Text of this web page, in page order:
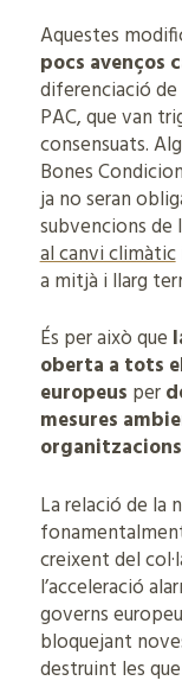
Aquestes
pocs avenços
diferenciació de
PAC, que van
consensuats.
Bones
ja no seran
subvencions de
al canvi climàtic
a mitjà i llarg
És per això que
oberta a tots
europeus per
mesures
organitzacions
La relació de la
creixent del
l’acceleració
governs
bloquejant
destruint les